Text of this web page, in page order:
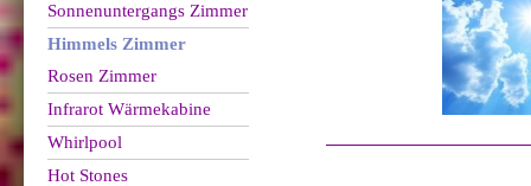
Sonnenuntergangs Zimmer
Himmels Zimmer
Rosen Zimmer
Infrarot Wärmekabine
Whirlpool
Hot Stones